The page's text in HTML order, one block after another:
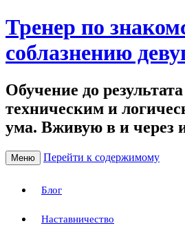
Тренер по
соблазнению
Обучение до
техническим и
ума. Вживую в и через
Меню Перейти к содержимому
Блог
Наставничество